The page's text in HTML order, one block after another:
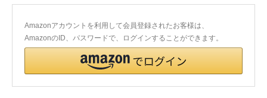
お問い合わせ
Amazonアカウントを利用して会員登録されたお客様は、
AmazonのID、パスワードで、ログインすることができます。